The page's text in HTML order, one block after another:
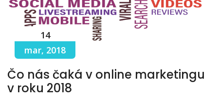
14
mar, 2018
Čo nás čaká v online marketingu
v roku 2018